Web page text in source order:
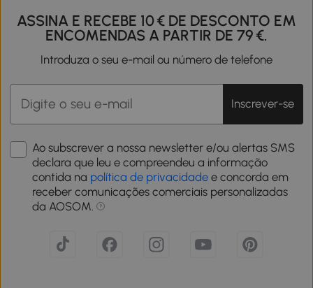
ASSINA E RECEBE 10 € DE DESCONTO EM
ENCOMENDAS A PARTIR DE 79 €.
Introduza o seu e-mail ou número de telefone
Inscrever-se
Ao subscrever a nossa newsletter e/ou alertas SMS
declara que leu e compreendeu a informação
contida na política de privacidade e concorda em
receber comunicações comerciais personalizadas
da AOSOM.